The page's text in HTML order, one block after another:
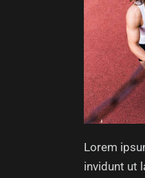
Lorem
invidunt ut